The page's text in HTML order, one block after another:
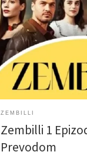
ZEMBILLI
Zembilli 1
Prevodom